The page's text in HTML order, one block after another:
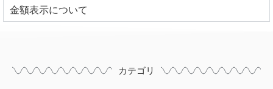
⾦額表⽰について
カテゴリ